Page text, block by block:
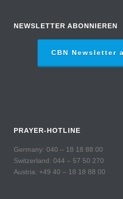
NEWSLETTER ABONNIEREN
CBN Newsletter
PRAYER-HOTLINE
Germany: 040 – 18 18 88 00
Switzerland: 044 – 57 50 270
Austria: +49 40 – 18 18 88 00